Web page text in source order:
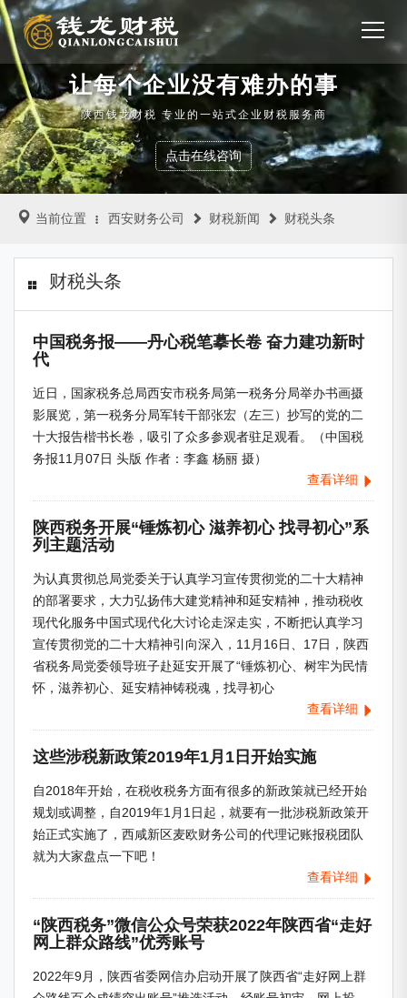
让每个企业没有难办的事
陕西钱龙财税 专业的一站式企业财税服务商
点击在线咨询
当前位置 西安财务公司 财税新闻 财税头条
财税头条
中国税务报——丹心税笔摹长卷 奋力建功新时
代
近日，国家税务总局西安市税务局第一税务分局举办书画摄
影展览，第一税务分局军转干部张宏（左三）抄写的党的二
十大报告楷书长卷，吸引了众多参观者驻足观看。（中国税
务报11月07日 头版 作者：李鑫 杨丽 摄）
查看详细
陕西税务开展“锤炼初心 滋养初心 找寻初心”系
列主题活动
为认真贯彻总局党委关于认真学习宣传贯彻党的二十大精神
的部署要求，大力弘扬伟大建党精神和延安精神，推动税收
现代化服务中国式现代化大讨论走深走实，不断把认真学习
宣传贯彻党的二十大精神引向深入，11月16日、17日，陕西
省税务局党委领导班子赴延安开展了“锤炼初心、树牢为民情
怀，滋养初心、延安精神铸税魂，找寻初心
查看详细
这些涉税新政策2019年1月1日开始实施
自2018年开始，在税收税务方面有很多的新政策就已经开始
规划或调整，自2019年1月1日起，就要有一批涉税新政策开
始正式实施了，西咸新区麦欧财务公司的代理记账报税团队
就为大家盘点一下吧！
查看详细
“陕西税务”微信公众号荣获2022年陕西省“走好
网上群众路线”优秀账号
2022年9月，陕西省委网信办启动开展了陕西省“走好网上群